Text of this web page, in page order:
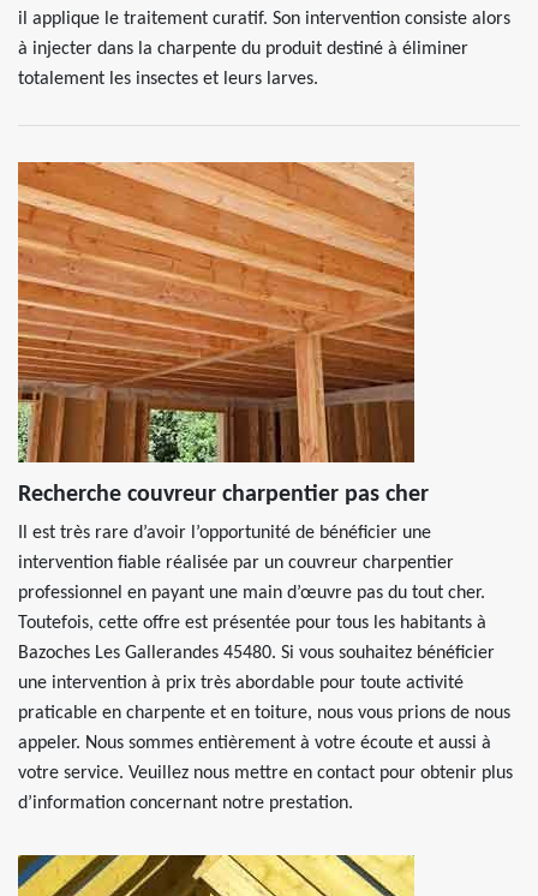
il applique le traitement curatif. Son intervention consiste alors
à injecter dans la charpente du produit destiné à éliminer
totalement les insectes et leurs larves.
Recherche couvreur charpentier pas cher
Il est très rare d’avoir l’opportunité de bénéficier une
intervention fiable réalisée par un couvreur charpentier
professionnel en payant une main d’œuvre pas du tout cher.
Toutefois, cette offre est présentée pour tous les habitants à
Bazoches Les Gallerandes 45480. Si vous souhaitez bénéficier
une intervention à prix très abordable pour toute activité
praticable en charpente et en toiture, nous vous prions de nous
appeler. Nous sommes entièrement à votre écoute et aussi à
votre service. Veuillez nous mettre en contact pour obtenir plus
d’information concernant notre prestation.